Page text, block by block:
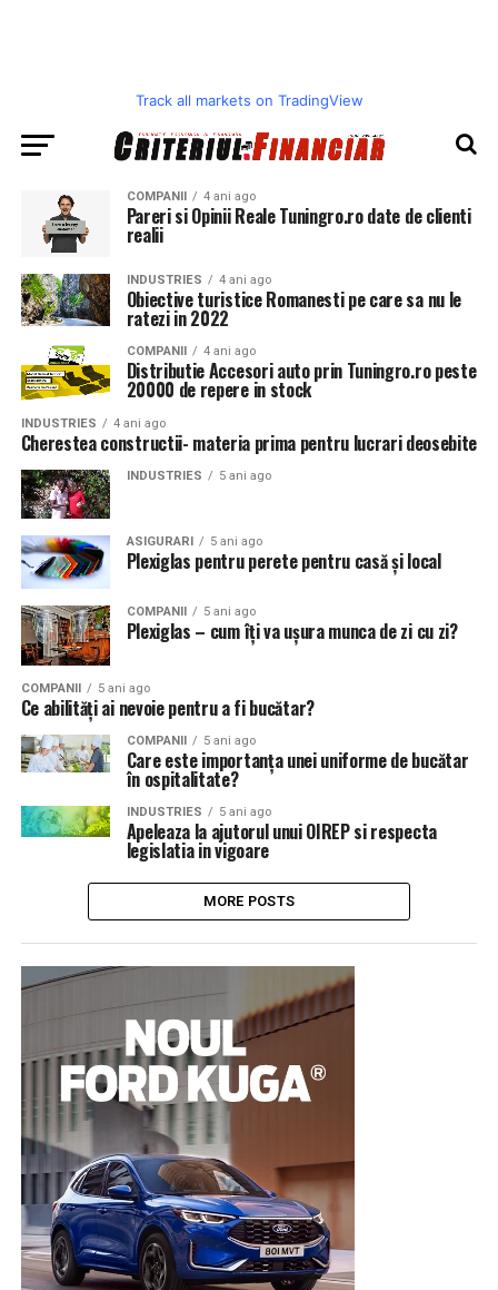
Track all markets on TradingView
COMPANII 4 ani ago
Pareri si Opinii Reale Tuningro.ro date de clienti
realii
INDUSTRIES 4 ani ago
Obiective turistice Romanesti pe care sa nu le
ratezi in 2022
COMPANII 4 ani ago
Distributie Accesori auto prin Tuningro.ro peste
20000 de repere in stock
INDUSTRIES 4 ani ago
Cherestea constructii- materia prima pentru lucrari deosebite
INDUSTRIES 5 ani ago
ASIGURARI 5 ani ago
Plexiglas pentru perete pentru casă și local
COMPANII 5 ani ago
Plexiglas – cum îți va ușura munca de zi cu zi?
COMPANII 5 ani ago
Ce abilități ai nevoie pentru a fi bucătar?
COMPANII 5 ani ago
Care este importanța unei uniforme de bucătar
în ospitalitate?
INDUSTRIES 5 ani ago
Apeleaza la ajutorul unui OIREP si respecta
legislatia in vigoare
MORE POSTS